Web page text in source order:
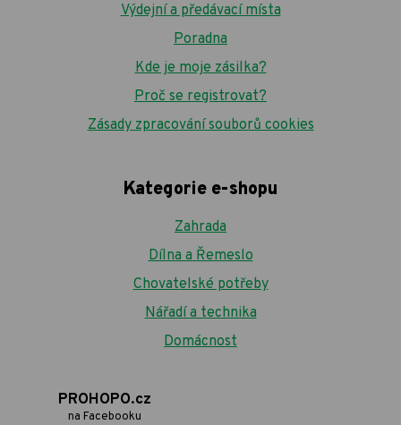
Výdejní a předávací místa
Poradna
Kde je moje zásilka?
Proč se registrovat?
Zásady zpracování souborů cookies
Kategorie e-shopu
Zahrada
Dílna a Řemeslo
Chovatelské potřeby
Nářadí a technika
Domácnost
PROHOPO.cz
na Facebooku